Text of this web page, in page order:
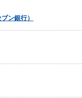
ン銀行）